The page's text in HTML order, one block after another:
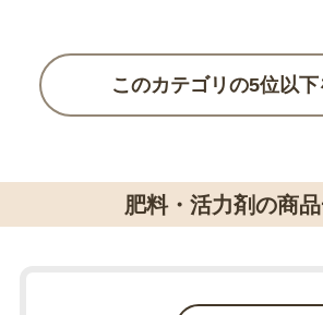
このカテゴリの5位以下
肥料・活力剤の商